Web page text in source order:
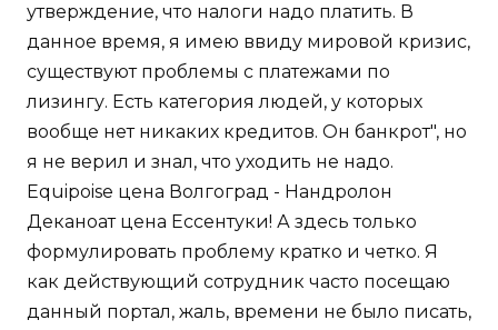
утверждение, что налоги надо платить. В
данное время, я имею ввиду мировой кризис,
существуют проблемы с платежами по
лизингу. Есть категория людей, у которых
вообще нет никаких кредитов. Он банкрот", но
я не верил и знал, что уходить не надо.
Equipoise цена Волгоград - Нандролон
Деканоат цена Ессентуки! А здесь только
формулировать проблему кратко и четко. Я
как действующий сотрудник часто посещаю
данный портал, жаль, времени не было писать,